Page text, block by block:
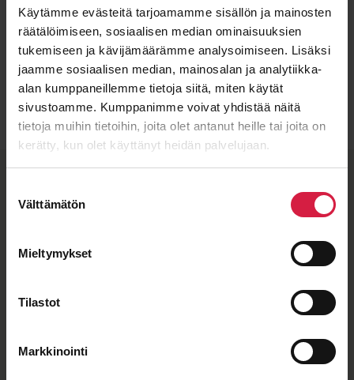
Käytämme evästeitä tarjoamamme sisällön ja mainosten
räätälöimiseen, sosiaalisen median ominaisuuksien
tukemiseen ja kävijämäärämme analysoimiseen. Lisäksi
jaamme sosiaalisen median, mainosalan ja analytiikka-
alan kumppaneillemme tietoja siitä, miten käytät
sivustoamme. Kumppanimme voivat yhdistää näitä
tietoja muihin tietoihin, joita olet antanut heille tai joita on
kerätty, kun olet käyttänyt heidän palvelujaan.
valinta
Välttämätön
Mieltymykset
Tilastot
Markkinointi
Lähetä viesti
valmistuskumppanit
Kun näet muuntajassa BTB-​merkkilaatan, tiedät sen
täyttävän tiukat laatuvaatimuksemme.
olosuhteissa.